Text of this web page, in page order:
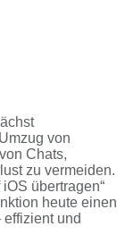
von
Chats,
zu vermeiden.
übertragen“
heute einen
und